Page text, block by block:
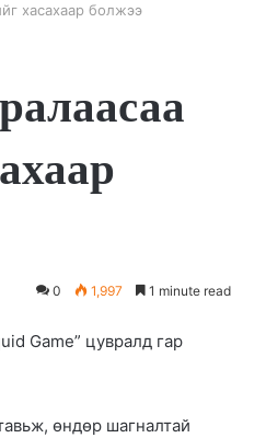
хасахаар болжээ
0 1,997 1 minute read
Game” цувралд гар
өндөр шагналтай